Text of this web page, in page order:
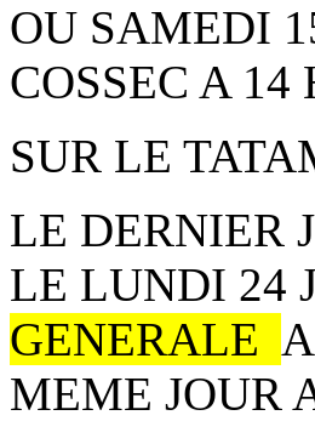
OU SAMEDI
COSSEC A 14
SUR LE
LE DERNIER
LE LUNDI 24
GENERALE
MEME JOUR